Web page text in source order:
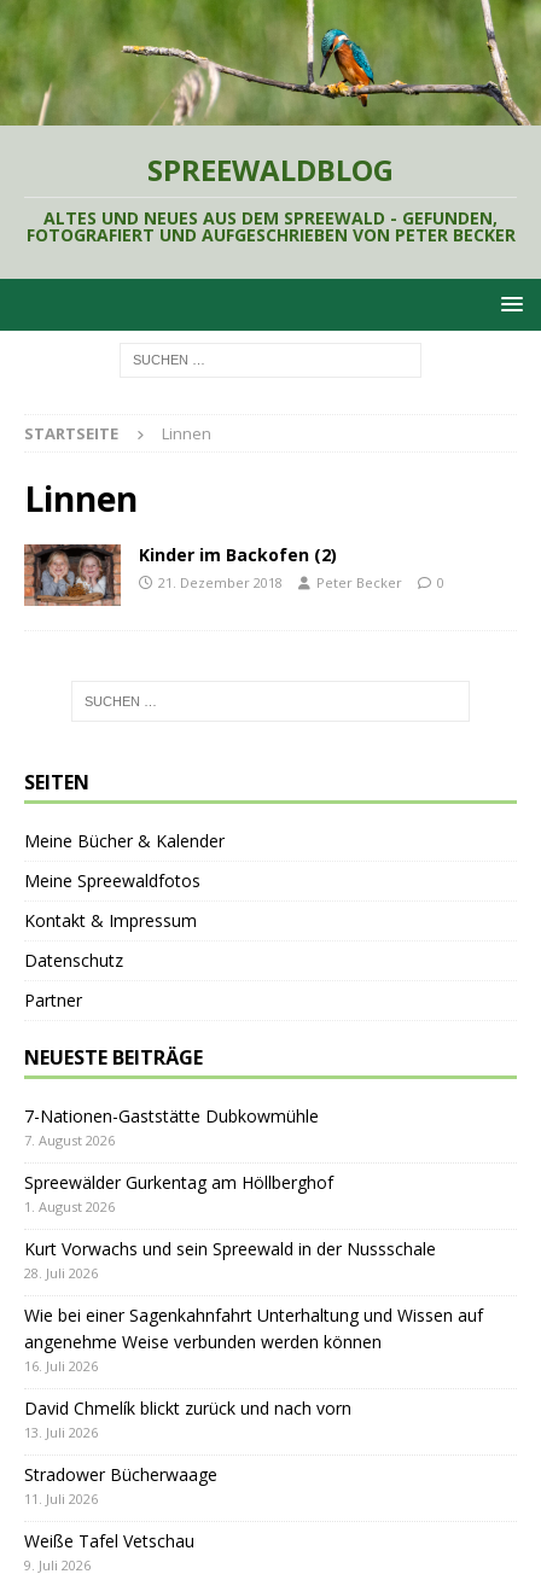
SPREEWALDBLOG
ALTES UND NEUES AUS DEM SPREEWALD - GEFUNDEN,
FOTOGRAFIERT UND AUFGESCHRIEBEN VON PETER BECKER
STARTSEITE Linnen
Linnen
Kinder im Backofen (2)
21. Dezember 2018 Peter Becker 0
SEITEN
Meine Bücher & Kalender
Meine Spreewaldfotos
Kontakt & Impressum
Datenschutz
Partner
NEUESTE BEITRÄGE
7-Nationen-Gaststätte Dubkowmühle
7. August 2026
Spreewälder Gurkentag am Höllberghof
1. August 2026
Kurt Vorwachs und sein Spreewald in der Nussschale
28. Juli 2026
Wie bei einer Sagenkahnfahrt Unterhaltung und Wissen auf
angenehme Weise verbunden werden können
16. Juli 2026
David Chmelík blickt zurück und nach vorn
13. Juli 2026
Stradower Bücherwaage
11. Juli 2026
Weiße Tafel Vetschau
9. Juli 2026